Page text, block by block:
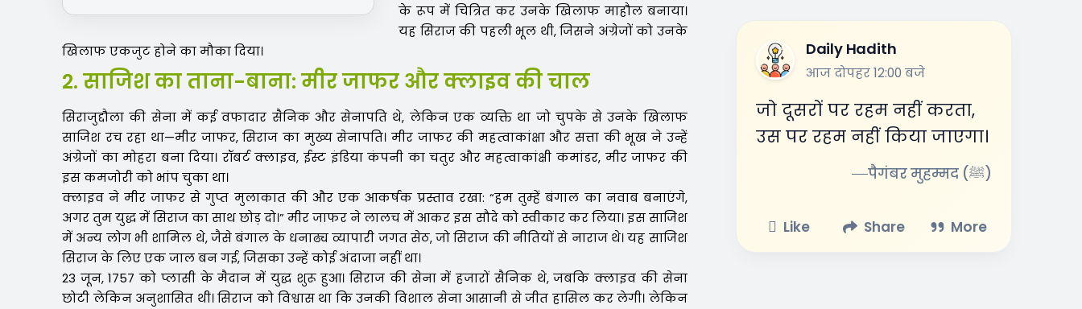
के रूप में चित्रित कर उनके खिलाफ माहौल बनाया।
यह सिराज की पहली भूल थी, जिसने अंग्रेजों को उनके
खिलाफ एकजुट होने का मौका दिया।
2. साजिश का ताना-बाना: मीर जाफर और क्लाइव की चाल
सिराजुद्दौला की सेना में कई वफादार सैनिक और सेनापति थे, लेकिन एक व्यक्ति था जो चुपके से उनके खिलाफ
साजिश रच रहा था—मीर जाफर, सिराज का मुख्य सेनापति। मीर जाफर की महत्वाकांक्षा और सत्ता की भूख ने उन्हें
अंग्रेजों का मोहरा बना दिया। रॉबर्ट क्लाइव, ईस्ट इंडिया कंपनी का चतुर और महत्वाकांक्षी कमांडर, मीर जाफर की
इस कमजोरी को भांप चुका था।
क्लाइव ने मीर जाफर से गुप्त मुलाकात की और एक आकर्षक प्रस्ताव रखा: “हम तुम्हें बंगाल का नवाब बनाएंगे,
अगर तुम युद्ध में सिराज का साथ छोड़ दो।” मीर जाफर ने लालच में आकर इस सौदे को स्वीकार कर लिया। इस साजिश
में अन्य लोग भी शामिल थे, जैसे बंगाल के धनाढ्य व्यापारी जगत सेठ, जो सिराज की नीतियों से नाराज थे। यह साजिश
सिराज के लिए एक जाल बन गई, जिसका उन्हें कोई अंदाजा नहीं था।
23 जून, 1757 को प्लासी के मैदान में युद्ध शुरू हुआ। सिराज की सेना में हजारों सैनिक थे, जबकि क्लाइव की सेना
छोटी लेकिन अनुशासित थी। सिराज को विश्वास था कि उनकी विशाल सेना आसानी से जीत हासिल कर लेगी। लेकिन
Daily Hadith
आज दोपहर 12:00 बजे
जो दूसरों पर रहम नहीं करता,
उस पर रहम नहीं किया जाएगा।
पैगंबर मुहम्मद (ﷺ)
Like Share More